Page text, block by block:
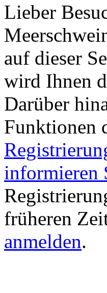
Lieber
auf dieser
wird Ihnen
Darüber
Funktionen
informieren
früheren
anmelden.